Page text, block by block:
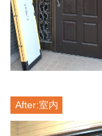
After:室内
側